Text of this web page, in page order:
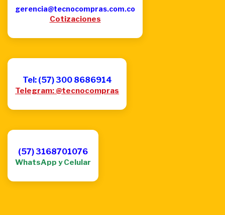
gerencia@tecnocompras.com.co
Cotizaciones
Tel: (57) 300 8686914
Telegram: @tecnocompras
(57) 3168701076
WhatsApp y Celular